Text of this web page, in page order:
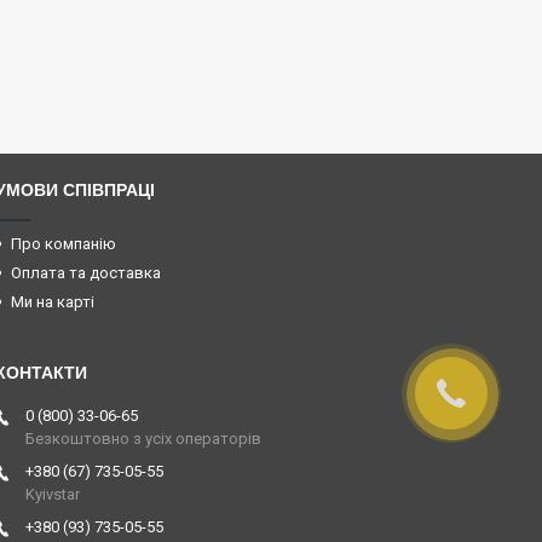
СПІВПРАЦІ
Про компанію
Оплата та доставка
Ми на карті
0 (800) 33-06-65
Безкоштовно з усіх операторів
+380 (67) 735-05-55
Kyivstar
+380 (93) 735-05-55